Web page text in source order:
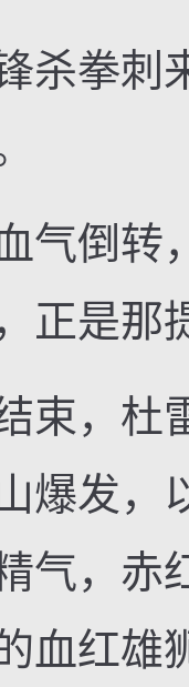
拳刺
倒转
正是那
，杜
爆发，
气，赤
血红雄